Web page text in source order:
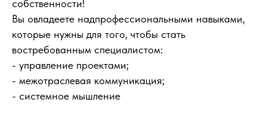
собственности!
Вы овладеете надпрофессиональными навыками,
которые нужны для того, чтобы стать
востребованным специалистом:
- управление проектами;
- межотраслевая коммуникация;
- системное мышление